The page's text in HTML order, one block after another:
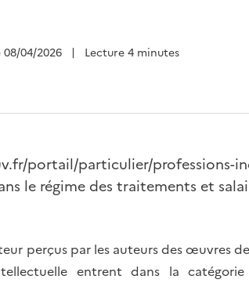
04/2026 | Lecture 4 minutes
portail/particulier/professions-
le régime des traitements et
perçus par les auteurs des œuvres de
entrent dans la catégorie